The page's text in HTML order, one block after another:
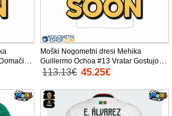
Moški Nogometni dresi Mehika
Guillermo Ochoa #13 Vratar Gostujoči
SP 2026 Dolgi Rokav
113.13€ 45.25€